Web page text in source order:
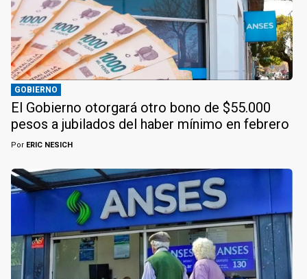
GOBIERNO
El Gobierno otorgará otro bono de $55.000
pesos a jubilados del haber mínimo en febrero
Por ERIC NESICH